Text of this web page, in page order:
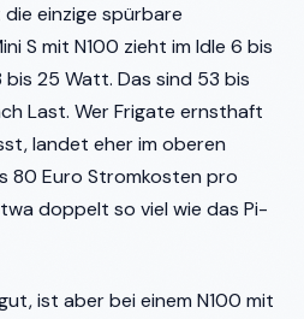
einzige spürbare
S mit N100 zieht im Idle 6 bis
25 Watt. Das sind 53 bis
Last. Wer Frigate ernsthaft
landet eher im oberen
80 Euro Stromkosten pro
doppelt so viel wie das Pi-
ist aber bei einem N100 mit